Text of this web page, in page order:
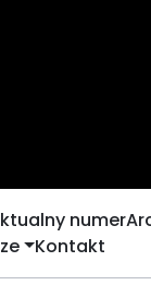
numer
Kontakt